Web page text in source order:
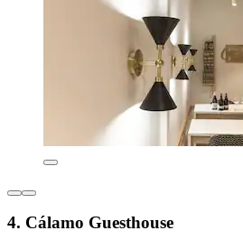
4. Cálamo Guesthouse